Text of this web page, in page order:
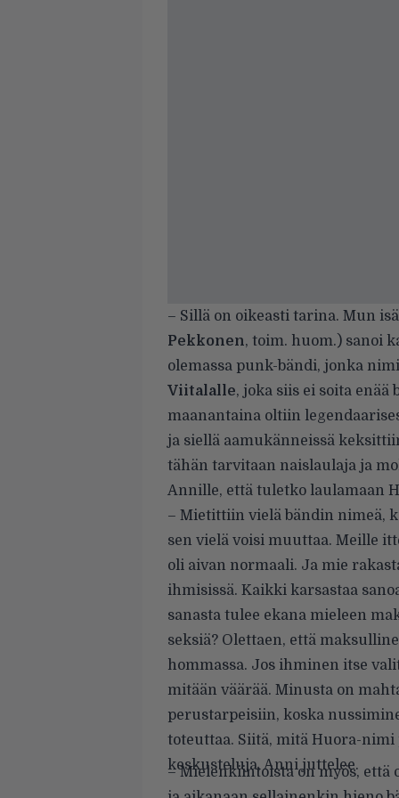
– Sillä on oikeasti tarina. Mun
Pekkonen, toim. huom.) sanoi
olemassa punk-bändi, jonka
Viitalalle, joka siis ei soita enää
maanantaina oltiin
ja siellä aamukänneissä
tähän tarvitaan naislaulaja ja
Annille, että tuletko laulamaan
– Mietittiin vielä bändin nimeä,
sen vielä voisi muuttaa. Meille
oli aivan normaali. Ja mie
ihmisissä. Kaikki karsastaa
sanasta tulee ekana mieleen
seksiä? Olettaen, että
hommassa. Jos ihminen itse
mitään väärää. Minusta on
perustarpeisiin, koska
toteuttaa. Siitä, mitä Huora-
keskusteluja, Anni juttelee.
– Mielenkiintoista on myös, että